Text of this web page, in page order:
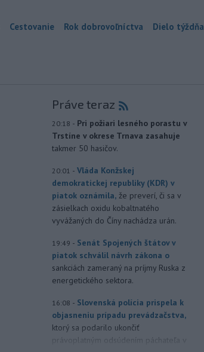
Cestovanie Rok dobrovoľníctva Dielo týždňa
Práve teraz
20:18 - Pri požiari lesného porastu v
Trstíne v okrese Trnava zasahuje
takmer 50 hasičov.
20:01 - Vláda Konžskej
demokratickej republiky (KDR) v
piatok oznámila, že preverí, či sa v
zásielkach oxidu kobaltnatého
vyvážaných do Číny nachádza urán.
19:49 - Senát Spojených štátov v
piatok schválil návrh zákona o
sankciách zameraný na príjmy Ruska z
energetického sektora.
16:08 - Slovenská polícia prispela k
objasneniu prípadu prevádzačstva,
ktorý sa podarilo ukončiť
právoplatným odsúdením páchateľa v